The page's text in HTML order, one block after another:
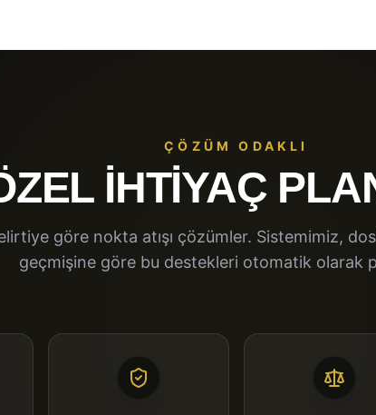
ÇÖZÜM ODAKLI
İHTIYAÇ
göre nokta atışı çözümler. Sistemimiz,
geçmişine göre bu destekleri otomatik olarak